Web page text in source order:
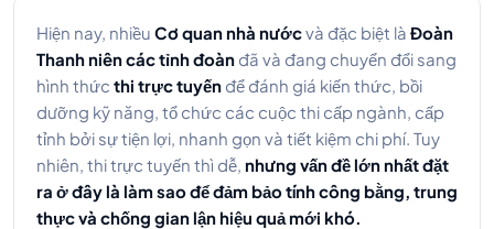
Hiện nay, nhiều Cơ quan nhà nướcvà đặc biệt là Đoàn
Thanh niên các tỉnh đoàn đã và đang chuyển đổi sang
hình thức thi trực tuyến để đánh giá kiến thức, bồi
dưỡng kỹ năng, tổ chức các cuộc thi cấp ngành, cấp
tỉnh bởi sự tiện lợi, nhanh gọn và tiết kiệm chi phí. Tuy
nhiên, thi trực tuyến thì dễ, nhưng vấn đề lớn nhất đặt
ra ở đây là làm sao để đảm bảo tính công bằng, trung
thực và chống gian lận hiệu quả mới khó.